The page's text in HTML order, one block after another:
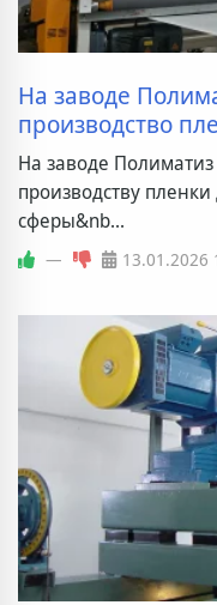
На заводе
производство
На заводе
производству
сферы&nb...
— 13.01.2026